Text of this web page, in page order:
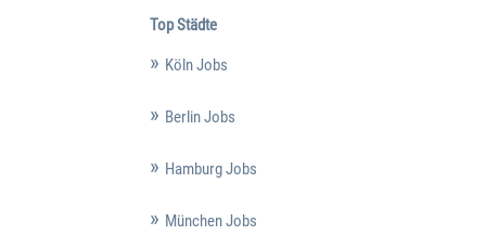
Top Städte
Köln Jobs
Berlin Jobs
Hamburg Jobs
München Jobs